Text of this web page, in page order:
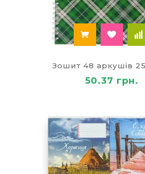
Зошит 48 аркушів
50.37 грн.